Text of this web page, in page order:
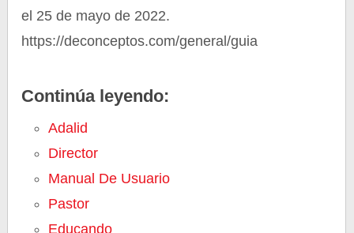
el 25 de mayo de 2022.
https://deconceptos.com/general/guia
Continúa leyendo:
Adalid
Director
Manual De Usuario
Pastor
Educando